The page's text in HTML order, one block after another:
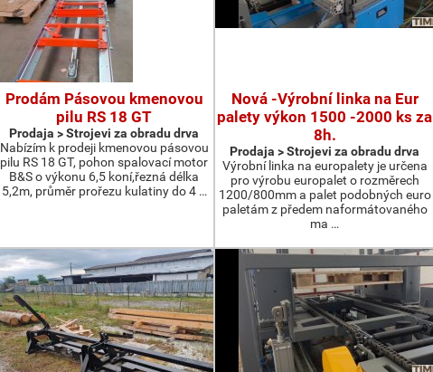
Prodám Pásovou kmenovou
pilu RS 18 GT
Prodaja > Strojevi za obradu drva
Nabízím k prodeji kmenovou pásovou
pilu RS 18 GT, pohon spalovací motor
B&S o výkonu 6,5 koní,řezná délka
5,2m, průměr prořezu kulatiny do 4 …
Nová -Výrobní linka na Eur
palety výkon 1500 -2000 ks za
8h.
Prodaja > Strojevi za obradu drva
Výrobní linka na europalety je určena
pro výrobu europalet o rozměrech
1200/800mm a palet podobných euro
paletám z předem naformátovaného
ma …